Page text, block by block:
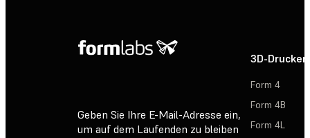
Geben Sie Ihre E-Mail-Adresse ein,
um auf dem Laufenden zu bleiben
3D-Drucker
Form 4
Form 4B
Form 4L